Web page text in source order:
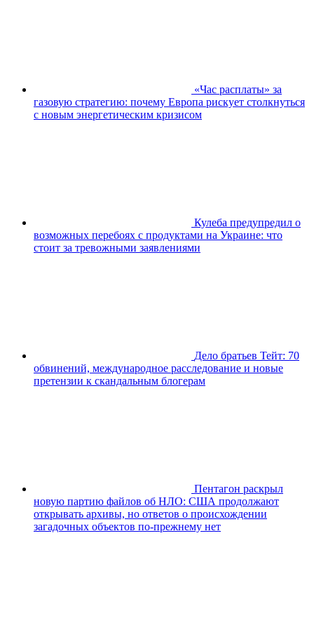
«Час расплаты» за
газовую стратегию: почему Европа рискует столкнуться
с новым энергетическим кризисом
Кулеба предупредил о
возможных перебоях с продуктами на Украине: что
стоит за тревожными заявлениями
Дело братьев Тейт: 70
обвинений, международное расследование и новые
претензии к скандальным блогерам
Пентагон раскрыл
новую партию файлов об НЛО: США продолжают
открывать архивы, но ответов о происхождении
загадочных объектов по-прежнему нет